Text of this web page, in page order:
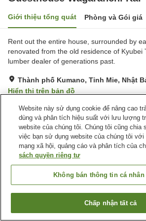
Giới thiệu tổng quát Phòng và Gói giá
Rent out the entire house, surrounded by
renovated from the old residence of Kyubei
lumber dealer of generations past.
Thành phố Kumano, Tỉnh Mie, Nhật
Hiển thị trên bản đồ
Xuất sắc Đánh giá:1lượt
Tiện nghi chỗ nghỉ
Bãi đỗ xe BBQ
Nhật Bản Tỉnh Mie
Thành
Guesthouse Wagaranchi Kai
Tìm phòng trống
Website này sử dụng cookie để nâng cao
dùng và phân tích hiệu suất với lưu lượng
website của chúng tôi. Chúng tôi cũng chia
việc bạn sử dụng website của chúng tôi với
mạng xã hội, quảng cáo và phân tích của
sách quyền riêng tư
Không bán thông tin cá
Chấp nhận tất cả